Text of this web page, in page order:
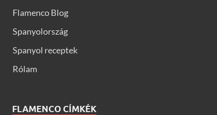
Flamenco Blog
Spanyolország
Spanyol receptek
Rólam
FLAMENCO CÍMKÉK